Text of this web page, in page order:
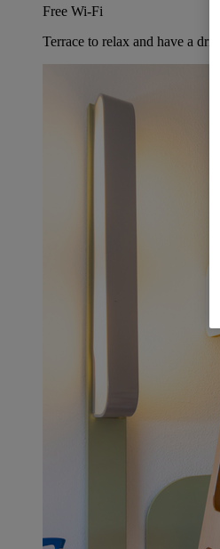
Free Wi-Fi
Terrace to relax and have a drink